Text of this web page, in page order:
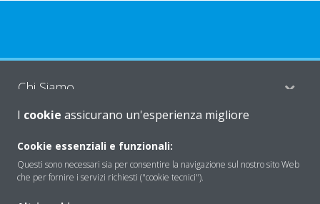
Chi Siamo
Soluzioni
I cookie assicurano un'esperienza migliore
Cookie essenziali e funzionali:
Questi sono necessari sia per consentire la navigazione sul nostro sito Web
che per fornire i servizi richiesti ("cookie tecnici").